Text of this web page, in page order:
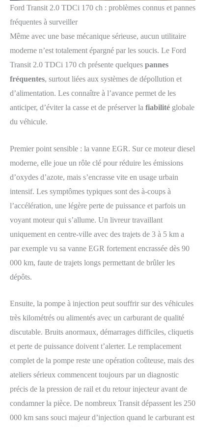
Ford Transit 2.0 TDCi 170 ch : problèmes connus et pannes
fréquentes à surveiller
Même avec une base mécanique sérieuse, aucun utilitaire
moderne n’est totalement épargné par les soucis. Le Ford
Transit 2.0 TDCi 170 ch présente quelques pannes
fréquentes, surtout liées aux systèmes de dépollution et
d’alimentation. Les connaître à l’avance permet de les
anticiper, d’éviter la casse et de préserver la fiabilité globale
du véhicule.
Premier point sensible : la vanne EGR. Sur ce moteur diesel
moderne, elle joue un rôle clé pour réduire les émissions
d’oxydes d’azote, mais s’encrasse vite en usage urbain
intensif. Les symptômes typiques sont des à-coups à
l’accélération, une légère perte de puissance et parfois un
voyant moteur qui s’allume. Un livreur travaillant
uniquement en centre-ville avec des trajets de 3 à 5 km a
par exemple vu sa vanne EGR fortement encrassée dès 90
000 km, faute de trajets longs permettant de brûler les
dépôts.
Ensuite, la pompe à injection peut souffrir sur des véhicules
très kilométrés ou alimentés avec un carburant de qualité
discutable. Bruits anormaux, démarrages difficiles, cliquetis
et perte de puissance doivent t’alerter. Le remplacement
complet de la pompe reste une opération coûteuse, mais des
ateliers sérieux commencent toujours par un diagnostic
précis de la pression de rail et du retour injecteur avant de
condamner la pièce. De nombreux Transit dépassent les 250
000 km sans souci majeur d’injection quand le carburant est